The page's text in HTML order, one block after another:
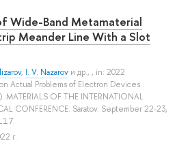
Wide-Band Metamaterial
Meander Line With a Slot
, I. V. Nazarov и др., , in: 2022
Actual Problems of Electron Devices
MATERIALS OF THE INTERNATIONAL
CONFERENCE. Saratov. September 22-23,
г.